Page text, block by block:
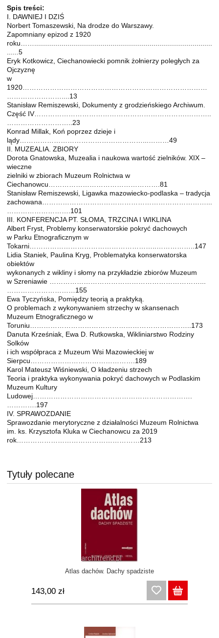
Spis treści:
I. DAWNIEJ I DZIŚ
Norbert Tomaszewski, Na drodze do Warszawy.
Zapomniany epizod z 1920
roku……...........................................................................................
......5
Eryk Kotkowicz, Ciechanowiecki pomnik żołnierzy poległych za
Ojczyznę
w
1920………………………………………………………………………
……………………....13
Stanisław Remiszewski, Dokumenty z grodzieńskiego Archiwum.
Część IV………………………………………………………….………..
………………………..23
Konrad Millak, Koń poprzez dzieje i
lądy………………………………………………...………49
II. MUZEALIA. ZBIORY
Dorota Gnatowska, Muzealia i naukowa wartość zielników. XIX –
wieczne
zielniki w zbiorach Muzeum Rolnictwa w
Ciechanowcu………………………………………….81
Stanisław Remiszewski, Ligawka mazowiecko-podlaska – tradycja
zachowana………………………………………………………………...
……………………….101
III. KONFERENCJA PT. SŁOMA, TRZCINA I WIKLINA
Albert Fryst, Problemy konserwatorskie pokryć dachowych
w Parku Etnograficznym w
Tokarni………………………………………………..……………..147
Lidia Staniek, Paulina Kryg, Problematyka konserwatorska
obiektów
wykonanych z wikliny i słomy na przykładzie zbiorów Muzeum
w Szreniawie …………………………………………………………...
…………………………155
Ewa Tyczyńska, Pomiędzy teorią a praktyką.
O problemach z wykonywaniem strzechy w skansenach
Muzeum Etnograficznego w
Toruniu……………………………………………………………..173
Danuta Krześniak, Ewa D. Rutkowska, Wikliniarstwo Rodziny
Solków
i ich współpraca z Muzeum Wsi Mazowieckiej w
Sierpcu……………………………………….189
Karol Mateusz Wiśniewski, O kładzeniu strzech
Teoria i praktyka wykonywania pokryć dachowych w Podlaskim
Muzeum Kultury
Ludowej…………………………………………………………….
………….197
IV. SPRAWOZDANIE
Sprawozdanie merytoryczne z działalności Muzeum Rolnictwa
im. ks. Krzysztofa Kluka w Ciechanowcu za 2019
rok………………………………………………213
Tytuły polecane
Atlas dachów. Dachy spadziste
143,00 zł